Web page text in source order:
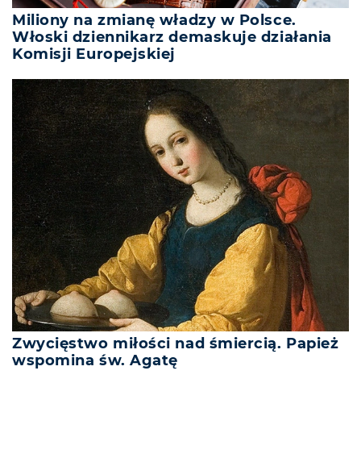
Miliony na zmianę władzy w Polsce.
Włoski dziennikarz demaskuje działania
Komisji Europejskiej
Zwycięstwo miłości nad śmiercią. Papież
wspomina św. Agatę